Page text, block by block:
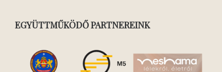
EGYÜTTMŰKÖDŐ PARTNEREINK